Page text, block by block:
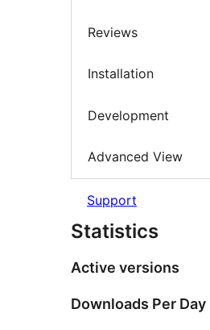
Reviews
Installation
Development
Advanced View
Support
Statistics
Active versions
Downloads Per Day